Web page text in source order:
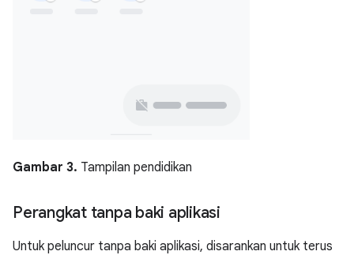
Gambar 3. Tampilan pendidikan
Perangkat tanpa baki aplikasi
Untuk peluncur tanpa baki aplikasi, disarankan untuk terus